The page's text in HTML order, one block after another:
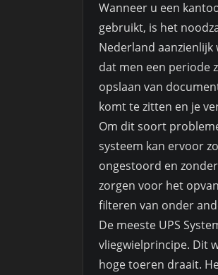
Wanneer u een
gebruikt, is het
Nederland
dat men een periode
opslaan van
komt te zitten en je
Om dit soort
systeem kan ervoor
ongestoord en
zorgen voor het
filteren van onder
De meeste UPS
vliegwielprincipe. Dit
hoge toeren draait.